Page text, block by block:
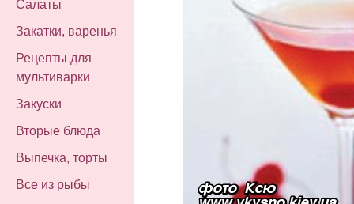
Салаты
Закатки, варенья
Рецепты для
мультиварки
Закуски
Вторые блюда
Выпечка, торты
Все из рыбы